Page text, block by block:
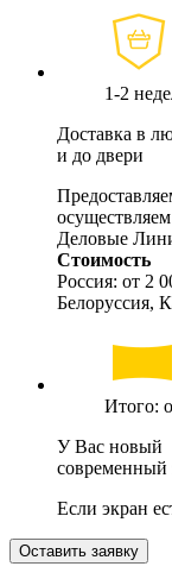
1-2
Доставка в
и до двери
Деловые
Стоимость
Россия: от 2
Белоруссия,
Итого:
У Вас новый
современный
Если экран
Оставить заявку